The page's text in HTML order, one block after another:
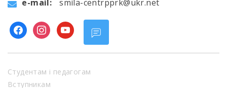
e-mail:
smila-centrpprk@ukr.net
facebookinstagram
youtube
Студентам і педагогам
Вступникам